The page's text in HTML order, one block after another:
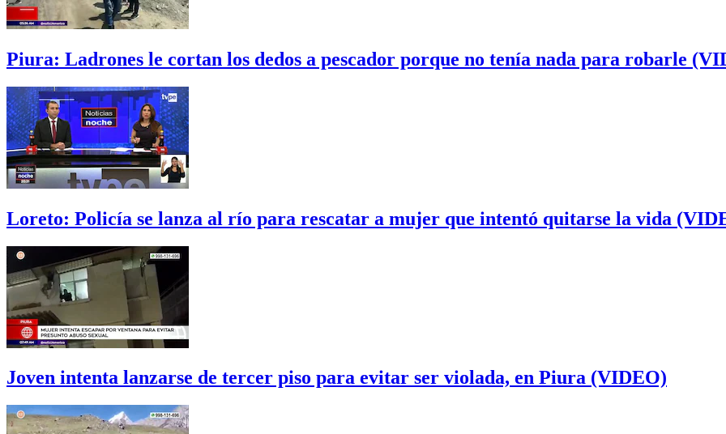
Piura: Ladrones le cortan los dedos a pescador porque no tenía nada para robarle
Loreto: Policía se lanza al río para rescatar a mujer que intentó quitarse la vida
Joven intenta lanzarse de tercer piso para evitar ser violada, en Piura (VIDEO)